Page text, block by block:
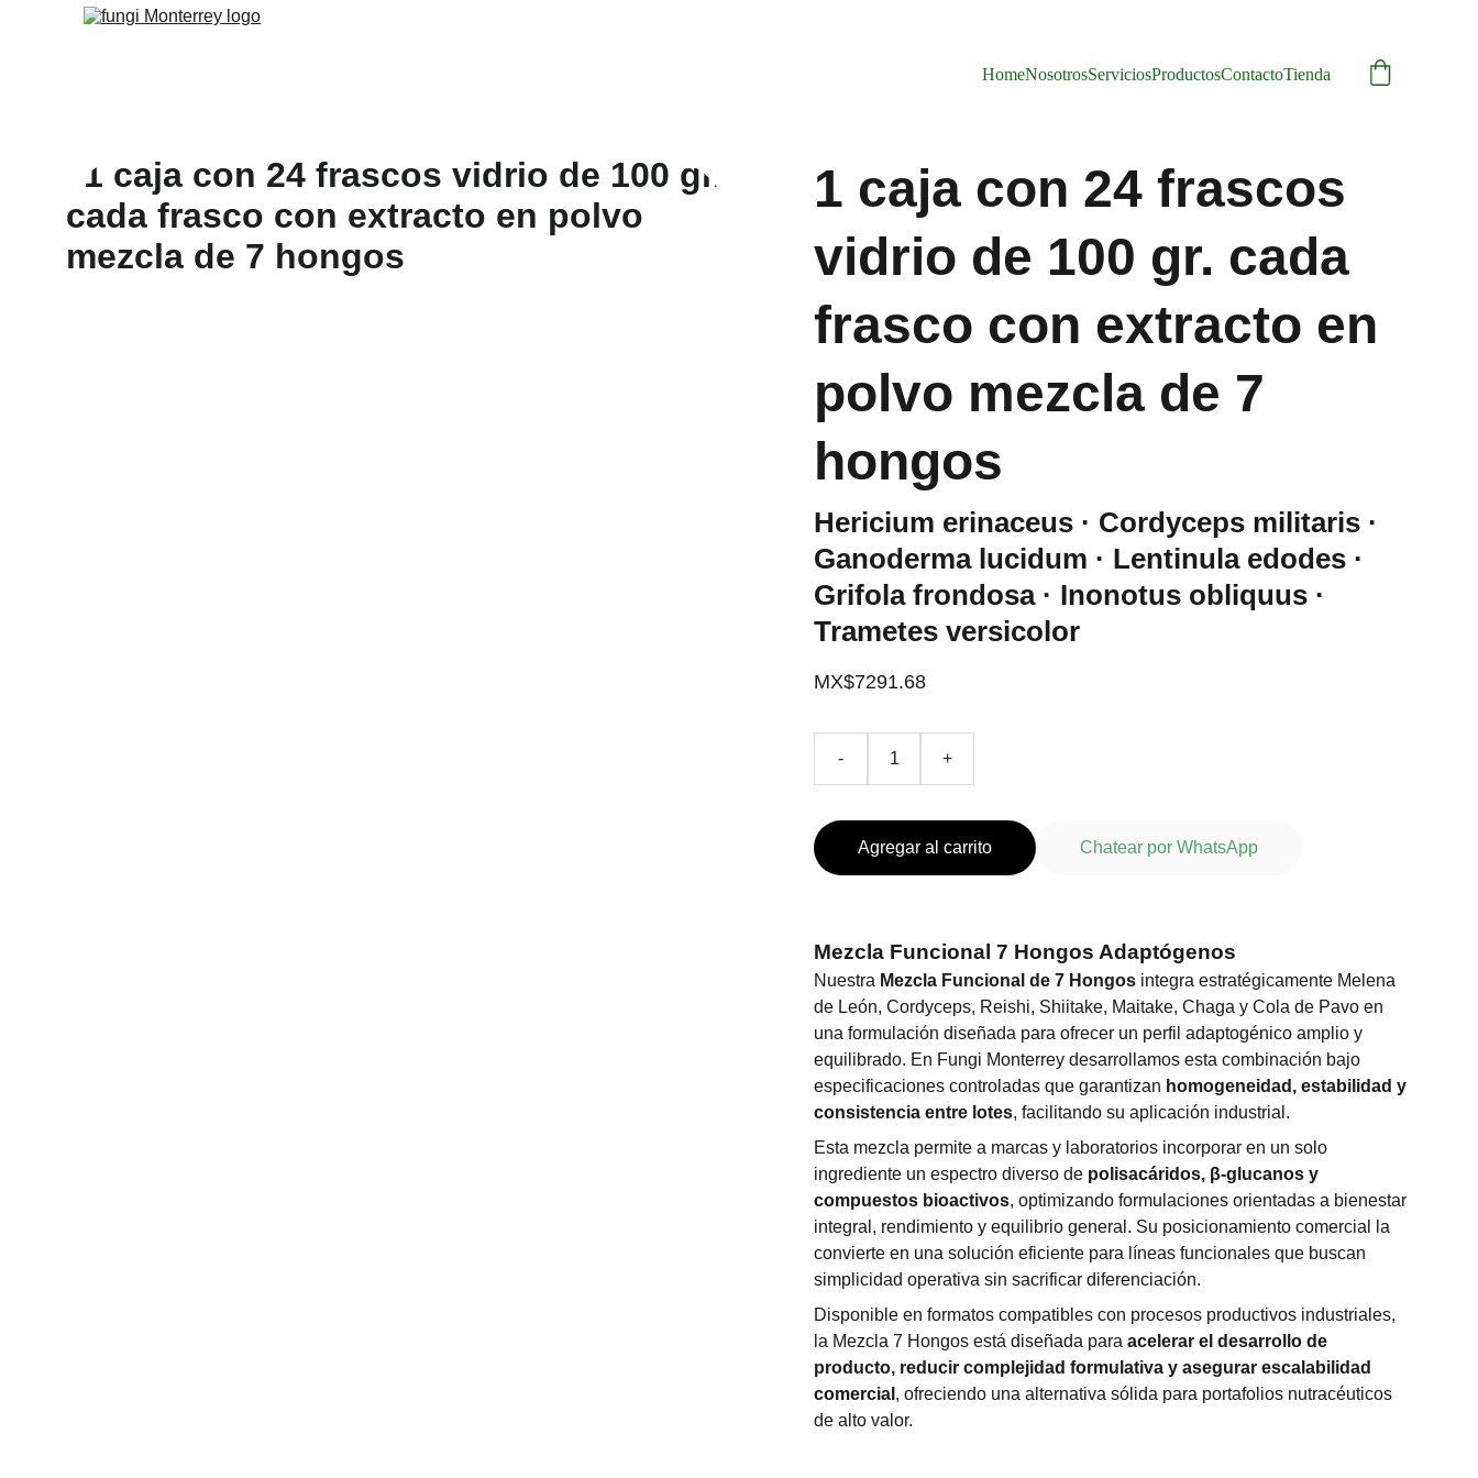
HomeNosotrosServiciosProductosContactoTienda
1 caja con 24 frascos
vidrio de 100 gr. cada
frasco con extracto en
polvo mezcla de 7
hongos
Hericium erinaceus · Cordyceps militaris ·
Ganoderma lucidum · Lentinula edodes ·
Grifola frondosa · Inonotus obliquus ·
Trametes versicolor
MX$7291.68
- +
Agregar al carrito Chatear por WhatsApp
Mezcla Funcional 7 Hongos Adaptógenos
Nuestra Mezcla Funcional de 7 Hongos integra estratégicamente Melena
de León, Cordyceps, Reishi, Shiitake, Maitake, Chaga y Cola de Pavo en
una formulación diseñada para ofrecer un perfil adaptogénico amplio y
equilibrado. En Fungi Monterrey desarrollamos esta combinación bajo
especificaciones controladas que garantizan homogeneidad, estabilidad y
consistencia entre lotes, facilitando su aplicación industrial.
Esta mezcla permite a marcas y laboratorios incorporar en un solo
ingrediente un espectro diverso de polisacáridos, β-glucanos y
compuestos bioactivos, optimizando formulaciones orientadas a bienestar
integral, rendimiento y equilibrio general. Su posicionamiento comercial la
convierte en una solución eficiente para líneas funcionales que buscan
simplicidad operativa sin sacrificar diferenciación.
Disponible en formatos compatibles con procesos productivos industriales,
la Mezcla 7 Hongos está diseñada para acelerar el desarrollo de
producto, reducir complejidad formulativa y asegurar escalabilidad
comercial , ofreciendo una alternativa sólida para portafolios nutracéuticos
de alto valor.